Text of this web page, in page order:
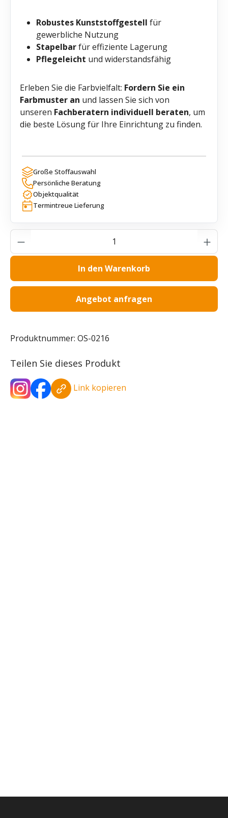
Robustes Kunststoffgestell für
gewerbliche Nutzung
Stapelbarfür effiziente Lagerung
Pflegeleicht und widerstandsfähig
Erleben Sie die Farbvielfalt: Fordern Sie ein
Farbmuster an und lassen Sie sich von
unseren Fachberatern individuell beraten, um
die beste Lösung für Ihre Einrichtung zu finden.
Große Stoffauswahl
Persönliche Beratung
Objektqualität
Termintreue Lieferung
Produkt Anzahl: Gib den gewünschten
In den Warenkorb
Angebot anfragen
Produktnummer: OS-0216
Teilen Sie dieses Produkt
Link kopieren